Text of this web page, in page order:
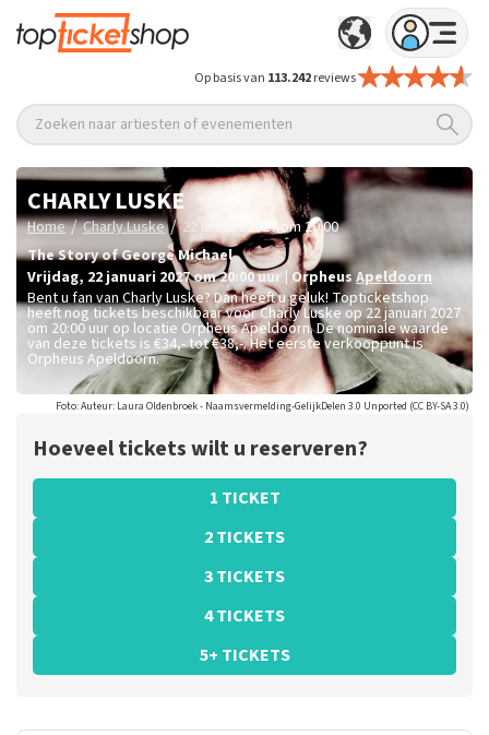
Op basis van 113.242reviews
Zoeken naar artiesten of evenementen
CHARLY LUSKE
Home / Charly Luske / 22 januari 2027 om 20:00
The Story of George Michael
vrijdag, 22 januari 2027 om 20:00uur Orpheus Apeldoorn
Bent u fan van Charly Luske? Dan heeft u geluk! Topticketshop
heeft nog tickets beschikbaar voor Charly Luske op 22 januari 2027
om 20:00 uur op locatie Orpheus Apeldoorn. De nominale waarde
van deze tickets is €34,- tot €38,-. Het eerste verkooppunt is
Orpheus Apeldoorn.
Foto: Auteur: Laura Oldenbroek - Naamsvermelding-GelijkDelen 3.0 Unported (CC BY-SA 3.0)
Hoeveel tickets wilt u reserveren?
1 TICKET
2 TICKETS
3 TICKETS
4 TICKETS
5+ TICKETS